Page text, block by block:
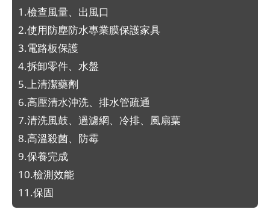
1.檢查風量、出風口
2.使用防塵防水專業膜保護家具
3.電路板保護
4.拆卸零件、水盤
5.上清潔藥劑
6.高壓清水沖洗、排水管疏通
7.清洗風鼓、過濾網、冷排、風扇葉
8.高溫殺菌、防霉
9.保養完成
10.檢測效能
11.保固